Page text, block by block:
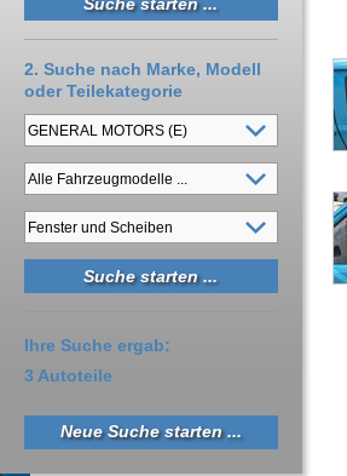
2. Suche nach Marke, Modell
oder Teilekategorie
Ihre Suche ergab:
3 Autoteile
Neue Suche starten ...